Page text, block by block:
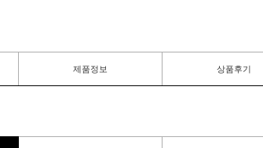
제품정보 상품후기